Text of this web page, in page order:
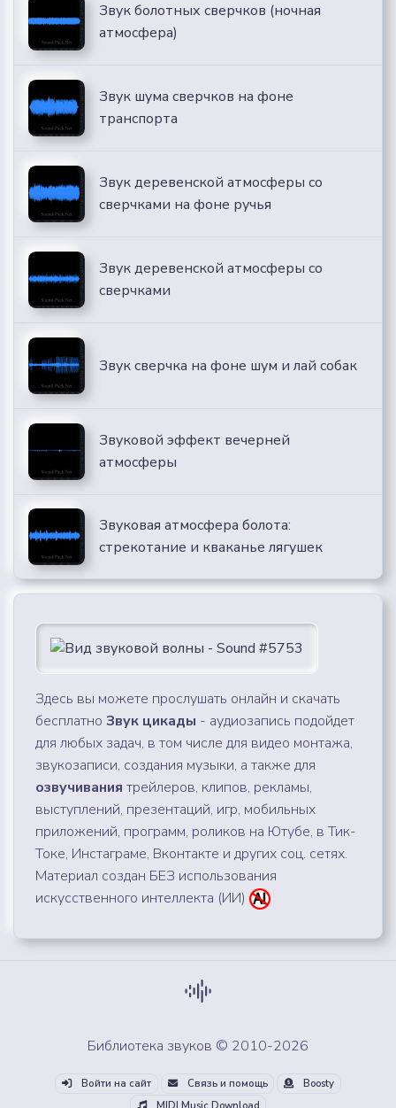
Звук болотных сверчков (ночная
атмосфера)
Звук шума сверчков на фоне
транспорта
Звук деревенской атмосферы со
сверчками на фоне ручья
Звук деревенской атмосферы со
сверчками
Звук сверчка на фоне шум и лай собак
Звуковой эффект вечерней
атмосферы
Звуковая атмосфера болота:
стрекотание и кваканье лягушек
Здесь вы можете прослушать онлайн и скачать
бесплатно Звук цикады - аудиозапись подойдет
для любых задач, в том числе для видео монтажа,
звукозаписи, создания музыки, а также для
озвучивания трейлеров, клипов, рекламы,
выступлений, презентаций, игр, мобильных
приложений, программ, роликов на Ютубе, в Тик-
Токе, Инстаграме, Вконтакте и других соц. сетях.
Материал создан БЕЗ использования
искусственного интеллекта (ИИ)
Библиотека звуков © 2010-2026
Войти на сайт Связь и помощь
Boosty